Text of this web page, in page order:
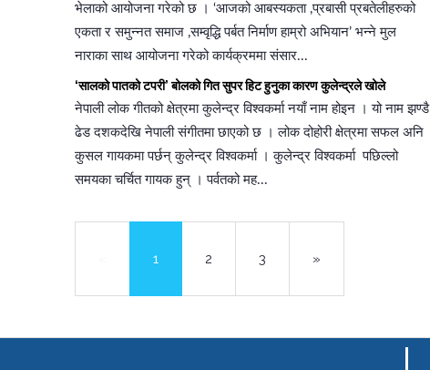
भेलाको आयोजना गरेको छ । ‘आजको आबस्यकता ,प्रबासी प्रबतेलीहरुको
एकता र समुन्नत समाज ,सम्वृद्धि पर्बत निर्माण हाम्रो अभियान’ भन्ने मुल
नाराका साथ आयोजना गरेको कार्यक्रममा संसार...
‘सालको पातको टपरी’ बोलको गित सुपर हिट हुनुका कारण कुलेन्द्रले खोले
नेपाली लोक गीतको क्षेत्रमा कुलेन्द्र विश्वकर्मा नयाँ नाम होइन । यो नाम झण्डै
ढेड दशकदेखि नेपाली संगीतमा छाएको छ । लोक दोहोरी क्षेत्रमा सफल अनि
कुसल गायकमा पर्छन् कुलेन्द्र विश्वकर्मा । कुलेन्द्र विश्वकर्मा पछिल्लो
समयका चर्चित गायक हुन् । पर्वतको मह...
1 2 3 »